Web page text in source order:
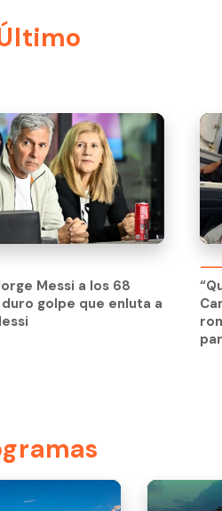
Messi a los 68
duro golpe que enluta a